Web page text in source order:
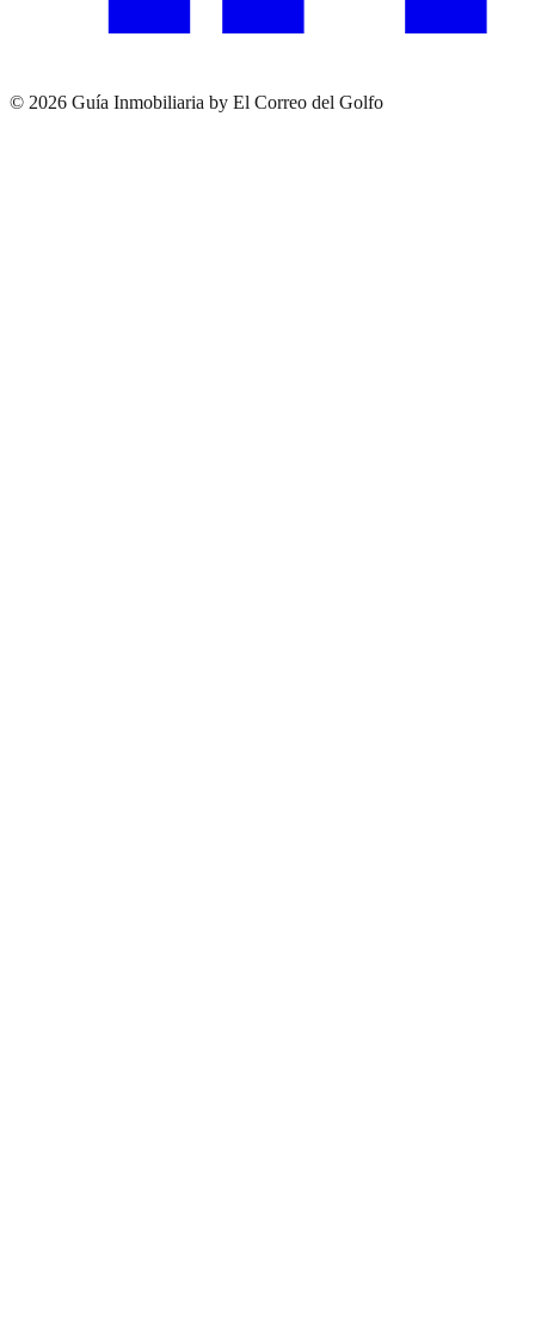
© 2026 Guía Inmobiliaria by El Correo del Golfo